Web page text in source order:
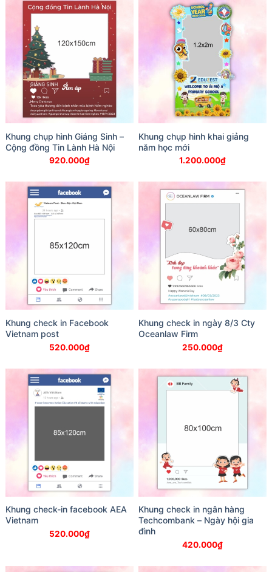
Khung chụp hình Giáng Sinh –
Cộng đồng Tin Lành Hà Nội
920.000₫
Khung chụp hình khai giảng
năm học mới
1.200.000₫
Khung check in Facebook
Vietnam post
520.000₫
Khung check in ngày 8/3 Cty
Oceanlaw Firm
250.000₫
Khung check-in facebook AEA
Vietnam
520.000₫
Khung check in ngân hàng
Techcombank – Ngày hội gia
đình
420.000₫